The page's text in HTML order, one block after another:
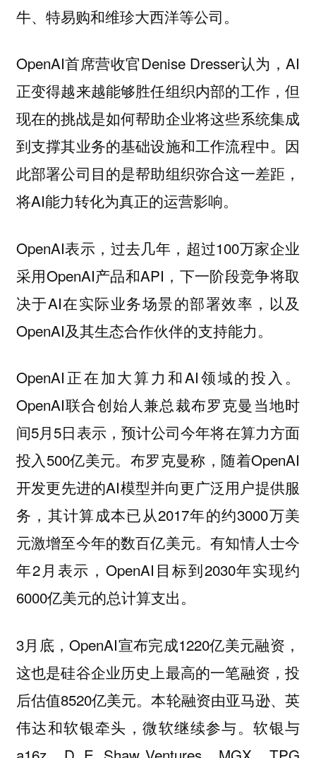
牛、特易购和维珍大西洋等公司。
OpenAI首席营收官Denise Dresser认为，AI
正变得越来越能够胜任组织内部的工作，但
现在的挑战是如何帮助企业将这些系统集成
到支撑其业务的基础设施和工作流程中。因
此部署公司目的是帮助组织弥合这一差距，
将AI能力转化为真正的运营影响。
OpenAI表示，过去几年，超过100万家企业
采用OpenAI产品和API，下一阶段竞争将取
决于AI在实际业务场景的部署效率，以及
OpenAI及其生态合作伙伴的支持能力。
OpenAI正在加大算力和AI领域的投入。
OpenAI联合创始人兼总裁布罗克曼当地时
间5月5日表示，预计公司今年将在算力方面
投入500亿美元。布罗克曼称，随着OpenAI
开发更先进的AI模型并向更广泛用户提供服
务，其计算成本已从2017年的约3000万美
元激增至今年的数百亿美元。有知情人士今
年2月表示，OpenAI目标到2030年实现约
6000亿美元的总计算支出。
3月底，OpenAI宣布完成1220亿美元融资，
这也是硅谷企业历史上最高的一笔融资，投
后估值8520亿美元。本轮融资由亚马逊、英
伟达和软银牵头，微软继续参与。软银与